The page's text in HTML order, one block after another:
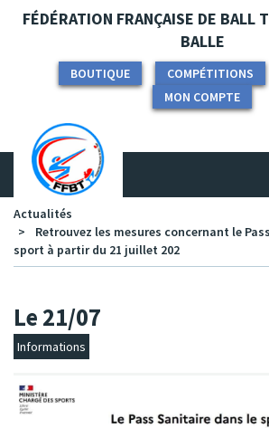
Panneau de gestion des cookies
FÉDÉRATION FRANÇAISE DE BALL
BALLE
BOUTIQUE COMPÉTITIONS
MON COMPTE
Actualités
Retrouvez les mesures concernant le
sport à partir du 21 juillet 202
Le 21/07
Informations